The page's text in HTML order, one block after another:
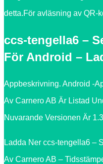
detta.För avläsning av QR-
ccs-tengella6 –
För Android –
Appbeskrivning. Android -
Av Carnero AB Är Listad
Nuvarande Versionen Är
Ladda Ner ccs-tengella6 –
Av Carnero AB –